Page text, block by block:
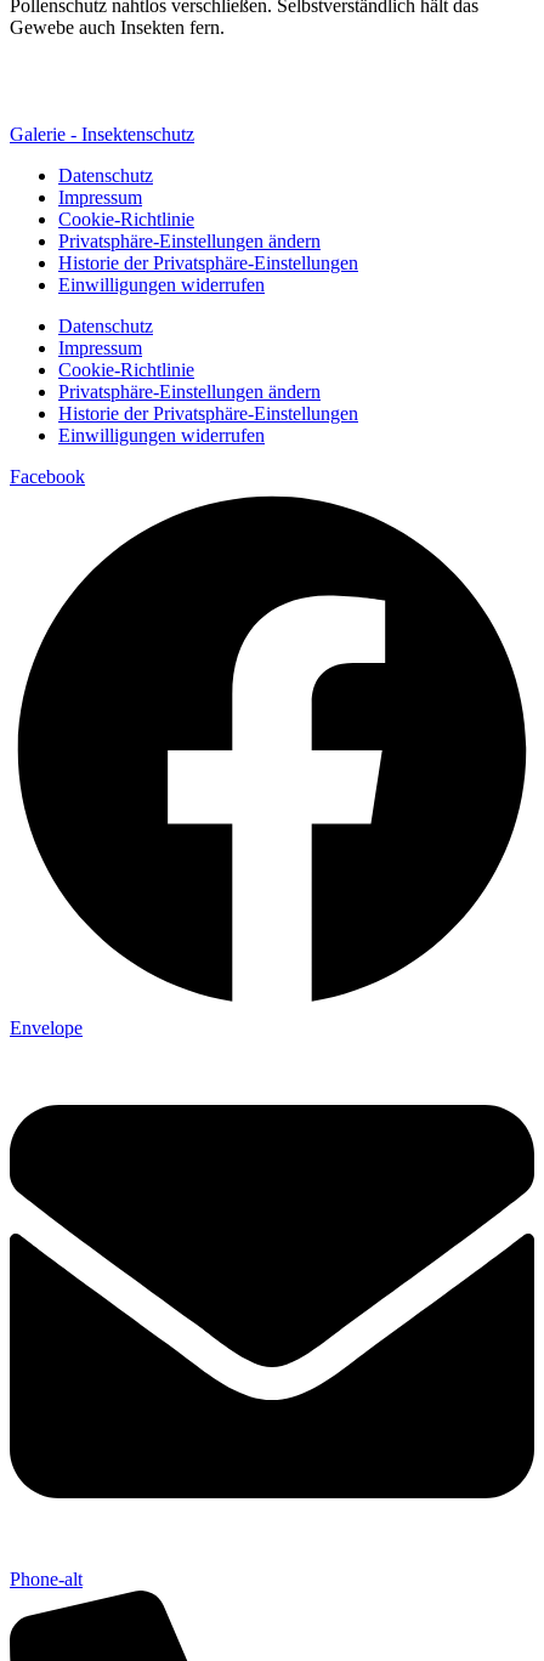
Pollenschutz nahtlos verschließen. Selbstverständlich hält das
Gewebe auch Insekten fern.
Galerie - Insektenschutz
Datenschutz
Impressum
Cookie-Richtlinie
Privatsphäre-Einstellungen ändern
Historie der Privatsphäre-Einstellungen
Einwilligungen widerrufen
Datenschutz
Impressum
Cookie-Richtlinie
Privatsphäre-Einstellungen ändern
Historie der Privatsphäre-Einstellungen
Einwilligungen widerrufen
Facebook
Envelope
Phone-alt